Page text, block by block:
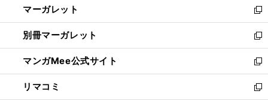
く
で
開
く
ド
ウ
で
開
く
い
ウ
ィ
ン
ド
ウ
で
マーガレット
新
し
い
ウ
ィ
ン
ド
別冊マーガレット
新
し
い
ウ
ィ
マンガMee公式サイト
新
し
い
リマコミ
新